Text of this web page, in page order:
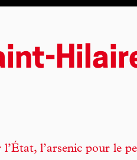
l’arsenic pour le